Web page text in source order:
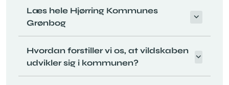
Læs hele Hjørring Kommunes
Grønbog
Hvordan forstiller vi os, at vildskaben
udvikler sig i kommunen?